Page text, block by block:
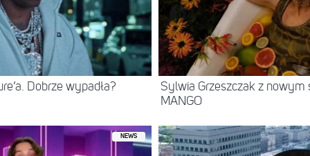
Dobrze wypadła?
Sylwia Grzeszczak z nowym
MANGO
NEWS